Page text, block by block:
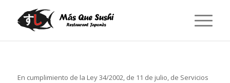
En cumplimiento de la Ley 34/2002, de 11 de julio, de Servicios